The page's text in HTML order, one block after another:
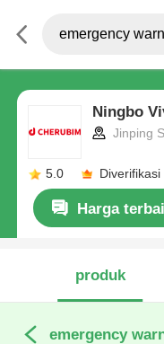
Ningbo
Jinping
5.0
Harga
produk